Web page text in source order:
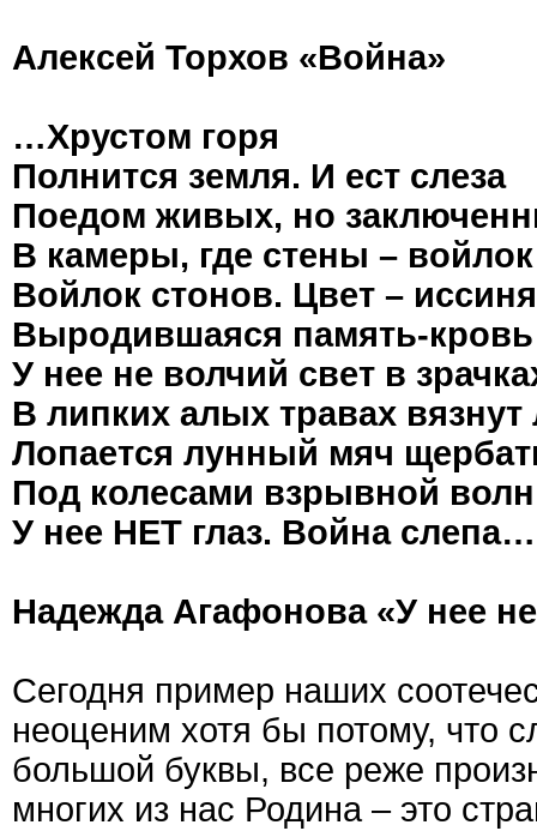
Алексей Торхов «Война»
…Хрустом горя
Полнится земля. И ест слеза
Поедом живых, но
В камеры, где стены –
Войлок стонов. Цвет –
Выродившаяся память-
У нее не волчий свет в
В липких алых травах
Лопается лунный мяч
Под колесами взрывной
У нее НЕТ глаз. Война слепа…
Надежда Агафонова «У нее
Сегодня пример наших
неоценим хотя бы потому, что
большой буквы, все реже
многих из нас Родина – это